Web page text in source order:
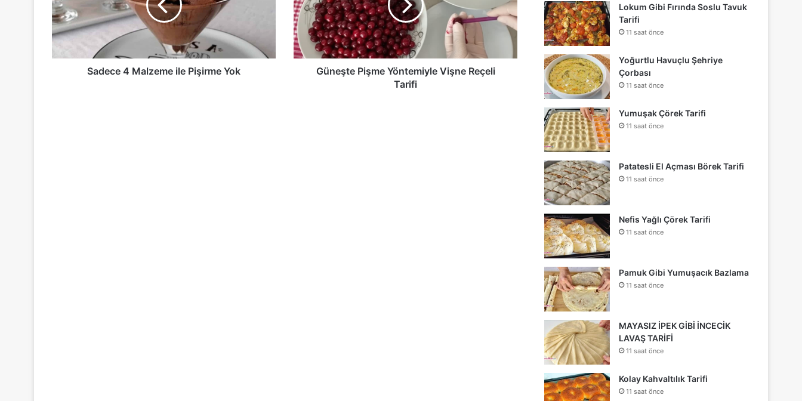
Pişirme
Yok
Sadece 4 Malzeme ile Pişirme Yok
Reçeli
Tarifi
Güneşte Pişme Yöntemiyle Vişne Reçeli
Tarifi
Lokum Gibi Fırında Soslu Tavuk
Tarifi
11 saat önce
Yoğurtlu Havuçlu Şehriye
Çorbası
11 saat önce
Yumuşak Çörek Tarifi
11 saat önce
Patatesli El Açması Börek Tarifi
11 saat önce
Nefis Yağlı Çörek Tarifi
11 saat önce
Pamuk Gibi Yumuşacık Bazlama
11 saat önce
MAYASIZ İPEK GİBİ İNCECİK
LAVAŞ TARİFİ
11 saat önce
Kolay Kahvaltılık Tarifi
11 saat önce